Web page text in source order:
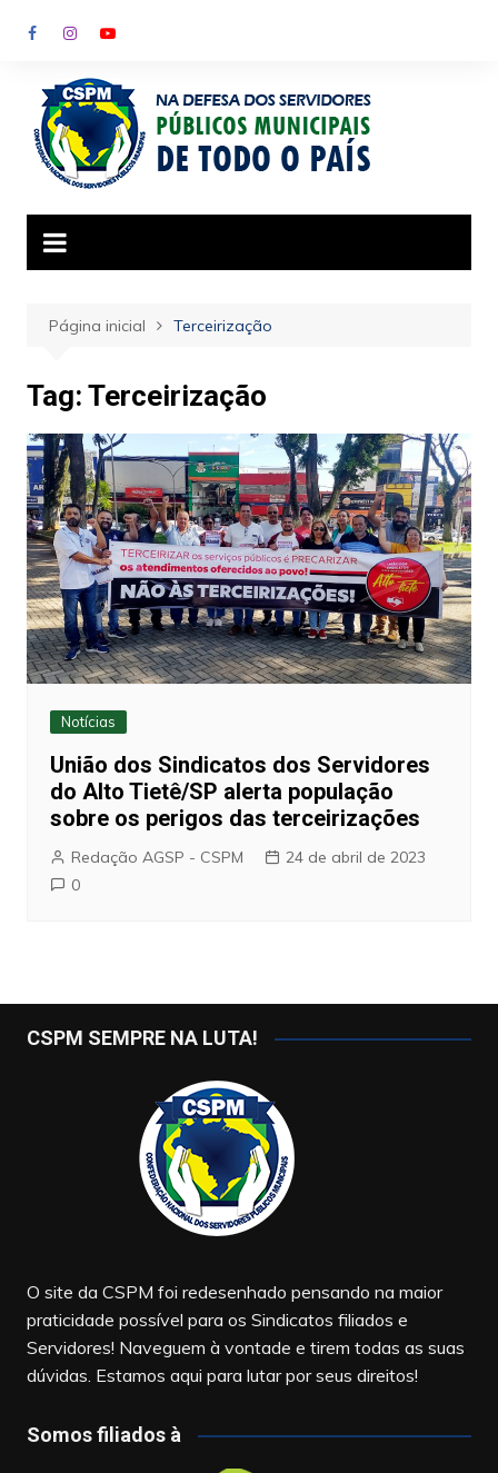
para
conteúdo
Página inicial Terceirização
Tag: Terceirização
Notícias
União dos Sindicatos dos Servidores
do Alto Tietê/SP alerta população
sobre os perigos das terceirizações
Redação AGSP - CSPM
24 de abril de 2023
0
CSPM SEMPRE NA LUTA!
O site da CSPM foi redesenhado pensando na maior
praticidade possível para os Sindicatos filiados e
Servidores! Naveguem à vontade e tirem todas as suas
dúvidas. Estamos aqui para lutar por seus direitos!
Somos filiados à